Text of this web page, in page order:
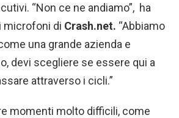
“Non ce ne andiamo”, ha
microfoni di Crash.net. “Abbiamo
una grande azienda e
devi scegliere se essere qui a
attraverso i cicli.”
momenti molto difficili, come